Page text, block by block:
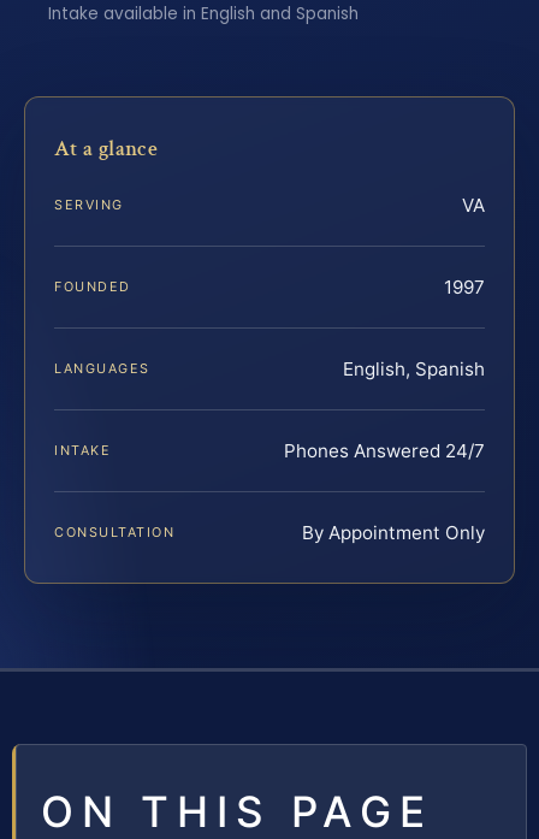
Intake available in English and Spanish
At a glance
SERVING VA
FOUNDED 1997
LANGUAGES English, Spanish
INTAKE Phones Answered 24/7
CONSULTATION By Appointment Only
ON THIS PAGE